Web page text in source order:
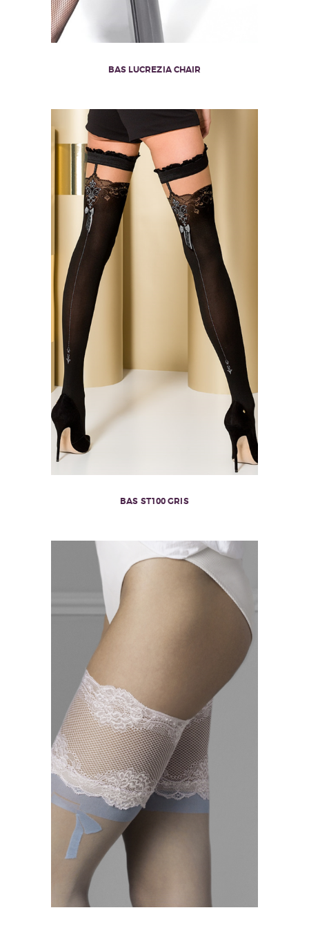
BAS LUCREZIA CHAIR
BAS ST100 GRIS